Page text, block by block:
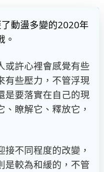
動盪多變的2020年
。
或許心裡會感覺有些
有些壓力，不管浮現
是要落實在自己的現
瞭解它、釋放它，
不同程度的改變，
是較為和緩的，不管